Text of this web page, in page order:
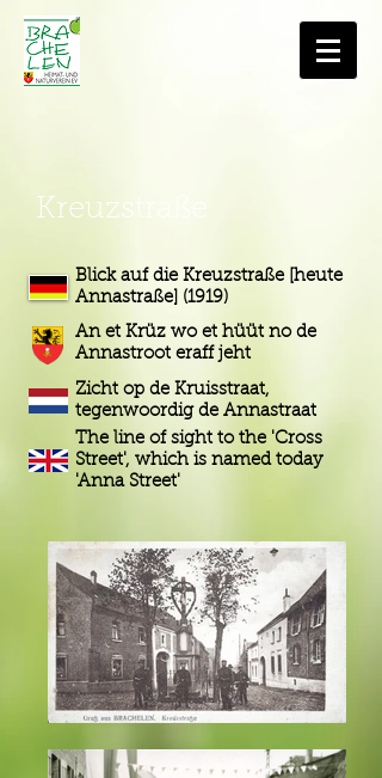
Kreuzstraße
Blick auf die Kreuzstraße [heute
Annastraße] (1919)
An et Krüz wo et hüüt no de
Annastroot eraff jeht
Zicht op de Kruisstraat,
tegenwoordig de Annastraat
The line of sight to the 'Cross
Street', which is named today
'Anna Street'